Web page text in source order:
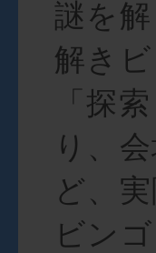
謎を
解き
「探
り、
ど、
ビン